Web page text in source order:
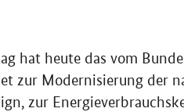
hat heute das vom
zur Modernisierung der
zur